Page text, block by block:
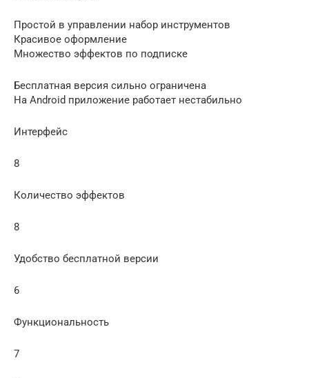
Простой в управлении набор инструментов
Красивое оформление
Множество эффектов по подписке
Бесплатная версия сильно ограничена
На Android приложение работает нестабильно
Интерфейс
8
Количество эффектов
8
Удобство бесплатной версии
6
Функциональность
7